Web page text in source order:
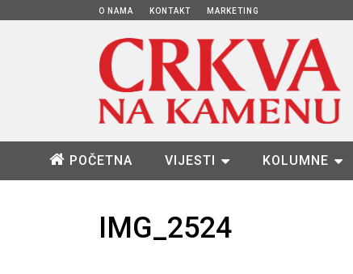
O NAMA KONTAKT MARKETING
POČETNA VIJESTI KOLUMNE
IMG_2524